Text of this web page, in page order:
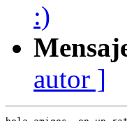
:)
autor ]